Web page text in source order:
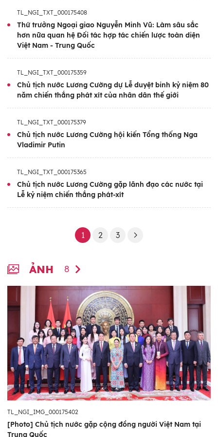
tại Trung Quốc nhằm thể hiện tiếng nói trách
nhiệm và sự ủng hộ của Việt Nam đối với nỗ
lực của nhân dân thế giới vì hòa bình, an ninh
Ngoài ra, chuyến công tác tại Trung Quốc
lần này của Chủ tịch nước Lương Cường
trên cương vị Chủ tịch nước, diễn ra trong
bối cảnh năm 2025 là năm giao lưu nhân
văn, kỷ niệm 75 năm quan hệ ngoại giao Việt
Nam và Trung Quốc (18/1/1950 - 18/1/2025).
Chuyến công tác là dịp để lãnh đạo hai nước
tiếp tục củng cố và hiện thực hóa nhận thức
chung cấp cao về tăng cường hơn nữa tin
cùng có lợi trên các lĩnh vực giữa hai nước,
cũng như đóng góp cho sự phát triển chung
TL_NGI_TXT_000175408
Thứ trưởng Ngoại giao Nguyễn Minh Vũ: Làm sâu sắc
hơn nữa quan hệ Đối tác hợp tác chiến lược toàn diện
Việt Nam - Trung Quốc
TL_NGI_TXT_000175359
Chủ tịch nước Lương Cường dự Lễ duyệt binh kỷ niệm 80
năm chiến thắng phát xít của nhân dân thế giới
TL_NGI_TXT_000175379
Chủ tịch nước Lương Cường hội kiến Tổng thống Nga
Vladimir Putin
TL_NGI_TXT_000175365
Chủ tịch nước Lương Cường gặp lãnh đạo các nước tại
Lễ kỷ niệm chiến thắng phát-xít
1 2 3
ẢNH 8
TL_NGI_IMG_000175402
[Photo] Chủ tịch nước gặp cộng đồng người Việt Nam tại
Trung Quốc